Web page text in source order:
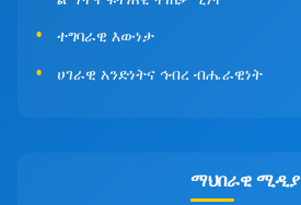
ተግባራዊ እውነታ
ሀገራዊ አንድነትና ኅብረ ብሔራዊነት
ማህበራዊ ሚዲያ